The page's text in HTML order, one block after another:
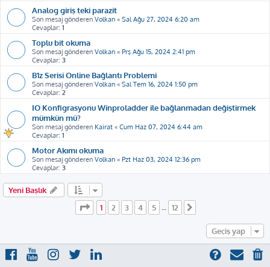
Analog giriş teki parazit
Son mesaj gönderen Volkan « Sal Ağu 27, 2024 6:20 am
Cevaplar: 1
Toplu bit okuma
Son mesaj gönderen Volkan « Prş Ağu 15, 2024 2:41 pm
Cevaplar: 3
B1z Serisi Online Bağlantı Problemi
Son mesaj gönderen Volkan « Sal Tem 16, 2024 1:50 pm
Cevaplar: 2
IO Konfigrasyonu Winproladder ile bağlanmadan değiştirmek
mümkün mü?
Son mesaj gönderen Kairat « Cum Haz 07, 2024 6:44 am
Cevaplar: 1
Motor Akımı okuma
Son mesaj gönderen Volkan « Pzt Haz 03, 2024 12:36 pm
Cevaplar: 3
Yeni Başlık
. sayfa (Toplam 12 sayfa)
1 2 3 4 5 … 12
Geçiş yap